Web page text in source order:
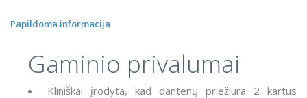
Papildoma informacija
Gaminio privalumai
Kliniškai įrodyta, kad dantenų priežiūra 2 kartus